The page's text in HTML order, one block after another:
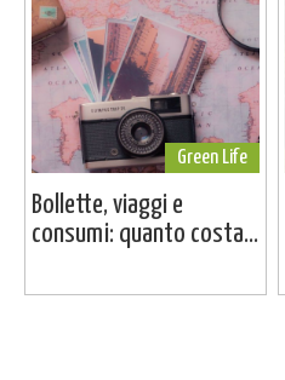
Green Life
Bollette, viaggi e
consumi: quanto costa...